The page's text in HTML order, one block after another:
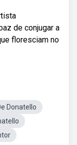
de conjugar a
floresciam no
Donatello